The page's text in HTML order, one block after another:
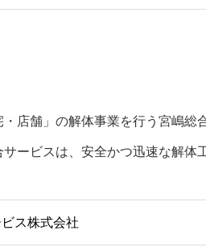
店舗」の解体事業を行う宮嶋総
ービスは、安全かつ迅速な解体
ス株式会社